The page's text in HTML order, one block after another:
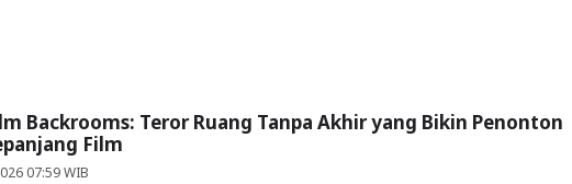
Backrooms: Teror Ruang Tanpa Akhir yang Bikin Penonton
Film
07:59 WIB